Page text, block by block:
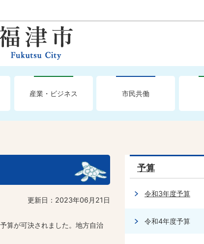
産業・ビジネス 市民共働
更新日：2023年06月21日
算が可決されました。地方自治
予算
令和3年度予算
令和4年度予算